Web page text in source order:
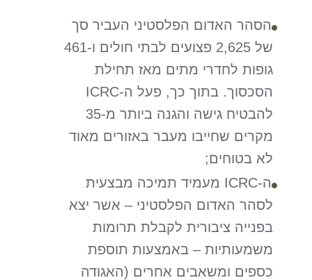
הסהר האדום הפלסטיני העביר סך
של 2,625 פצועים לבתי חולים ו-461
גופות לחדרי מתים מאז תחילת
הסכסוך. בתוך כך, פעל ה-ICRC
להבטיח גישה והגנה ביותר מ-35
מקרים שחייבו מעבר באזורים מאוד
לא בטוחים;
ה-ICRC מעמיד תמיכה מבצעית
לסהר האדום הפלסטיני – אשר יצא
בפנייה ציבורית לקבלת תרומות
משמעותיות – באמצעות תוספת
כספים ומשאבים אחרים (האגודה